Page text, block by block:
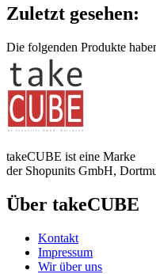
Zuletzt gesehen:
Die folgenden Produkte
takeCUBE ist eine Marke
der Shopunits GmbH,
Über takeCUBE
Kontakt
Impressum
Wir über uns